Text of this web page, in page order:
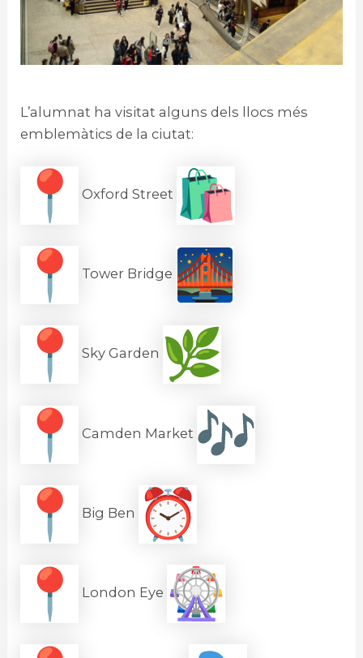
L’alumnat ha visitat alguns dels llocs més
emblemàtics de la ciutat:
Oxford Street
Tower Bridge
Sky Garden
Camden Market
Big Ben
London Eye